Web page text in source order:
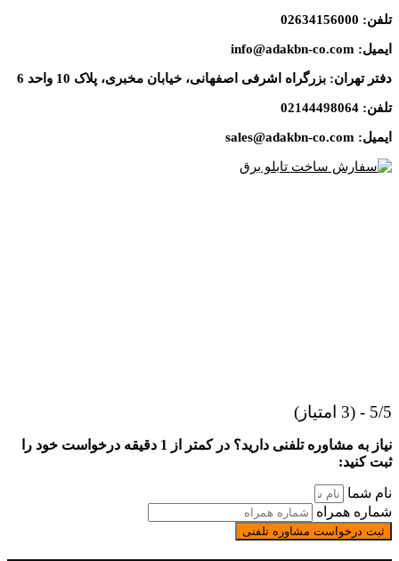
تلفن:
ایمیل:
دفتر تهران: بزرگراه اشرفی اصفهانی، خیابان مخبری، پلاک 10 واحد 6
تلفن:
ایمیل:
5/5 - (3 امتیاز)
نیاز به مشاوره تلفنی دارید؟ در کمتر از 1 دقیقه درخواست خود را
ثبت کنید:
نام شما
شماره همراه
ثبت درخواست مشاوره تلفنی